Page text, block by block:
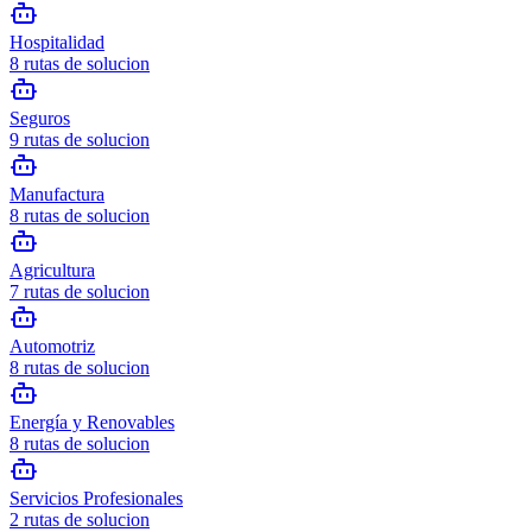
Hospitalidad
8 rutas de solucion
Seguros
9 rutas de solucion
Manufactura
8 rutas de solucion
Agricultura
7 rutas de solucion
Automotriz
8 rutas de solucion
Energía y Renovables
8 rutas de solucion
Servicios Profesionales
2 rutas de solucion